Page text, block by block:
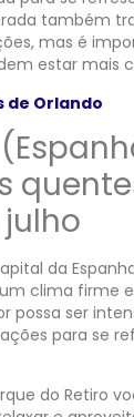
também
mas é
estar mais
de Orlando
da
clima firme
possa ser
para se
do Retiro